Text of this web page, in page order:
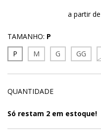
a partir de
TAMANHO: P
P
M G GG
QUANTIDADE
Só restam 2 em estoque!